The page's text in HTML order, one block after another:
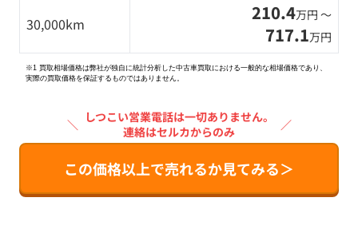
30,000km 210.4万円 〜
717.1万円
※1 買取相場価格は弊社が独自に統計分析した中古車買取における一般的な相場価格であり、
実際の買取価格を保証するものではありません。
＼ しつこい営業電話は一切ありません。
連絡はセルカからのみ
／
この価格以上で売れるか見てみる＞